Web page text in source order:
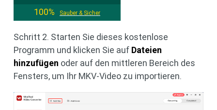
100%
Sauber & Sicher
Schritt 2. Starten Sie dieses kostenlose
Programm und klicken Sie auf Dateien
hinzufügen oder auf den mittleren Bereich des
Fensters, um Ihr MKV-Video zu importieren.